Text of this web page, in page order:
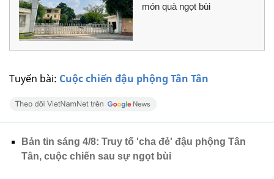
Tuyến bài: Cuộc chiến đậu phộng Tân Tân
món quà ngọt bùi
Bản tin sáng 4/8: Truy tố 'cha đẻ' đậu phộng Tân
Tân, cuộc chiến sau sự ngọt bùi